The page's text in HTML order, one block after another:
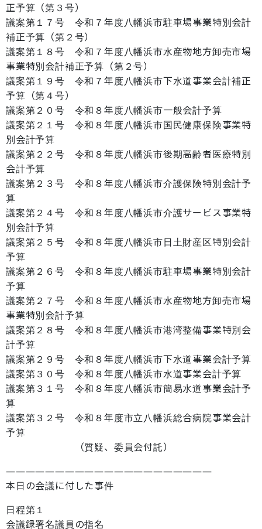
正予算（第３号）
議案第１７号 令和７年度八幡浜市駐車場事業特別会計
補正予算（第２号）
議案第１８号 令和７年度八幡浜市水産物地方卸売市場
事業特別会計補正予算（第２号）
議案第１９号 令和７年度八幡浜市下水道事業会計補正
予算（第４号）
議案第２０号 令和８年度八幡浜市一般会計予算
議案第２１号 令和８年度八幡浜市国民健康保険事業特
別会計予算
議案第２２号 令和８年度八幡浜市後期高齢者医療特別
会計予算
議案第２３号 令和８年度八幡浜市介護保険特別会計予
算
議案第２４号 令和８年度八幡浜市介護サービス事業特
別会計予算
議案第２５号 令和８年度八幡浜市日土財産区特別会計
予算
議案第２６号 令和８年度八幡浜市駐車場事業特別会計
予算
議案第２７号 令和８年度八幡浜市水産物地方卸売市場
事業特別会計予算
議案第２８号 令和８年度八幡浜市港湾整備事業特別会
計予算
議案第２９号 令和８年度八幡浜市下水道事業会計予算
議案第３０号 令和８年度八幡浜市水道事業会計予算
議案第３１号 令和８年度八幡浜市簡易水道事業会計予
算
議案第３２号 令和８年度市立八幡浜総合病院事業会計
予算
（質疑、委員会付託）
―――――――――――――――――――――
本日の会議に付した事件
日程第１
会議録署名議員の指名